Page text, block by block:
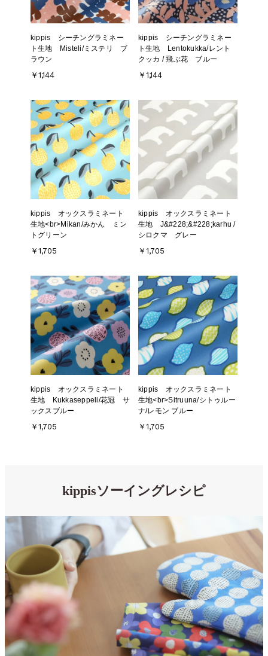
kippis シーチングラミネー
ト生地 Misteli/ミステリ ブ
ラウン
￥1,144
kippis シーチングラミネー
ト生地 Lentokukka/レント
クッカ / 飛ぶ花 ブルー
￥1,144
kippis オックスラミネート
生地<br>Mikan/みかん ミン
トグリーン
￥1,705
kippis オックスラミネート
生地 J&#228;&#228;karhu /
シロクマ グレー
￥1,705
kippis オックスラミネート
生地 Kukkaseppeli/花冠 サ
ックスブルー
￥1,705
kippis オックスラミネート
生地<br>Sitruuna/シトゥルー
ナ/レモン ブルー
￥1,705
kippisソーイングレシピ